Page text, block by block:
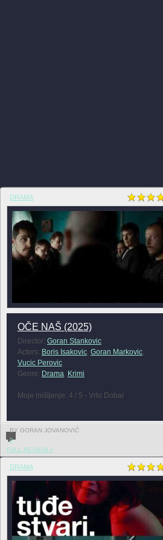
DRAMA
OČE NAŠ (2025)
Director: Goran Stankovic
Actors: Boris Isakovic, Goran Markovic,
Vucic Perovic
Genre: Drama, Krimi
Moje mišljenje: 4 / 5 - Vrlo Dobar
BY GORAN JOVANOVIĆ
0
FULL REVIEW »
DRAMA